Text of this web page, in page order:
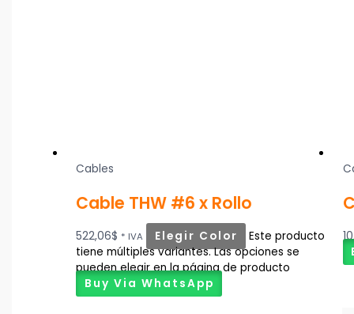
Cables
Cable THW #6 x Rollo
522,06$ * IVA Elegir Color
Este producto
tiene múltiples variantes. Las opciones se
pueden elegir en la página de producto
Buy Via WhatsApp